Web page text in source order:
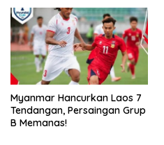
Myanmar Hancurkan Laos 7
Tendangan, Persaingan Grup
B Memanas!